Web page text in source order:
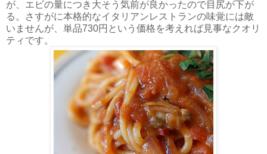
が、エビの量につき大そう気前が良かったので目尻が下が
る。さすがに本格的なイタリアンレストランの味覚には敵
いませんが、単品730円という価格を考えれば見事なクオリ
ティです。